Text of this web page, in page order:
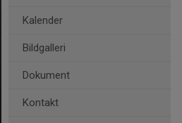
Kalender
Bildgalleri
Dokument
Kontakt